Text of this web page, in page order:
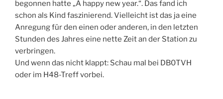
begonnen hatte „A happy new year.“. Das fand ich
schon als Kind faszinierend. Vielleicht ist das ja eine
Anregung für den einen oder anderen, in den letzten
Stunden des Jahres eine nette Zeit an der Station zu
verbringen.
Und wenn das nicht klappt: Schau mal bei DB0TVH
oder im H48-Treff vorbei.